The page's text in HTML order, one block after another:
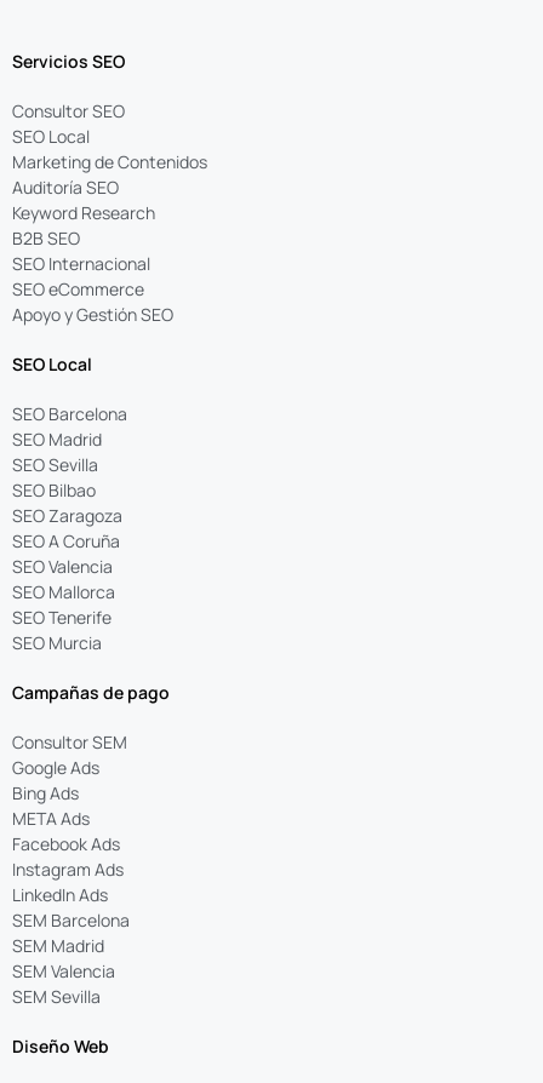
Servicios SEO
Consultor SEO
SEO Local
Marketing de Contenidos
Auditoría SEO
Keyword Research
B2B SEO
SEO Internacional
SEO eCommerce
Apoyo y Gestión SEO
SEO Local
SEO Barcelona
SEO Madrid
SEO Sevilla
SEO Bilbao
SEO Zaragoza
SEO A Coruña
SEO Valencia
SEO Mallorca
SEO Tenerife
SEO Murcia
Campañas de pago
Consultor SEM
Google Ads
Bing Ads
META Ads
Facebook Ads
Instagram Ads
LinkedIn Ads
SEM Barcelona
SEM Madrid
SEM Valencia
SEM Sevilla
Diseño Web